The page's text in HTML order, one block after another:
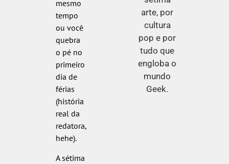
mesmo
tempo
ou você
quebra
o pé no
primeiro
dia de
férias
(história
real da
redatora,
hehe).
A sétima
arte, por
cultura
pop e por
tudo que
engloba o
mundo
Geek.